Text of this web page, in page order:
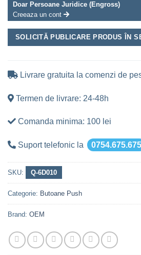
Doar Persoane Juridice (Engross)
Creeaza un cont
SOLICITĂ PUBLICARE PRODUS ÎN
Livrare gratuita la comenzi de
Termen de livrare: 24-48h
Comanda minima: 100 lei
Suport telefonic la 0754.675.675
SKU: Q-6D010
Categorie: Butoane Push
Brand: OEM